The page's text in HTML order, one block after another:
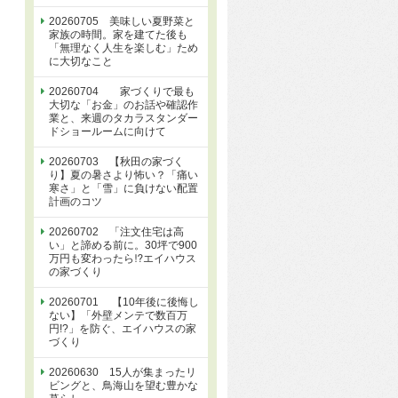
20260705 美味しい夏野菜と
家族の時間。家を建てた後も
「無理なく人生を楽しむ」ため
に大切なこと
20260704 家づくりで最も
大切な「お金」のお話や確認作
業と、来週のタカラスタンダー
ドショールームに向けて
20260703 【秋田の家づく
り】夏の暑さより怖い？「痛い
寒さ」と「雪」に負けない配置
計画のコツ
20260702 「注文住宅は高
い」と諦める前に。30坪で900
万円も変わったら⁉エイハウス
の家づくり
20260701 【10年後に後悔し
ない】「外壁メンテで数百万
円!?」を防ぐ、エイハウスの家
づくり
20260630 15人が集まったリ
ビングと、鳥海山を望む豊かな